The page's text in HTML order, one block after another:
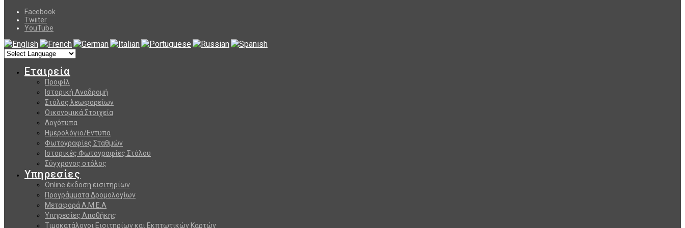
Facebook
Twiiter
YouTube
Εταιρεία
Προφίλ
Ιστορική Αναδρομή
Στόλος λεωφορείων
Οικονομικά Στοιχεία
Λογότυπα
Ημερολόγιο/Εντυπα
Φωτογραφίες Σταθμών
Ιστορικές Φωτογραφίες Στόλου
Σύγχρονος στόλος
Υπηρεσίες
Online έκδοση εισιτηρίων
Προγράμματα Δρομολογίων
Μεταφορά Α.Μ.Ε.Α
Υπηρεσίες Αποθήκης
Τιμοκατάλογοι Εισιτηρίων και Εκπτωτικών Καρτών